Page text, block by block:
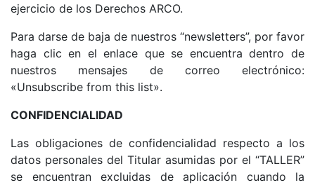
ejercicio de los Derechos ARCO.
Para darse de baja de nuestros “newsletters”, por favor
haga clic en el enlace que se encuentra dentro de
nuestros mensajes de correo electrónico:
«Unsubscribe from this list».
CONFIDENCIALIDAD
Las obligaciones de confidencialidad respecto a los
datos personales del Titular asumidas por el “TALLER”
se encuentran excluidas de aplicación cuando la